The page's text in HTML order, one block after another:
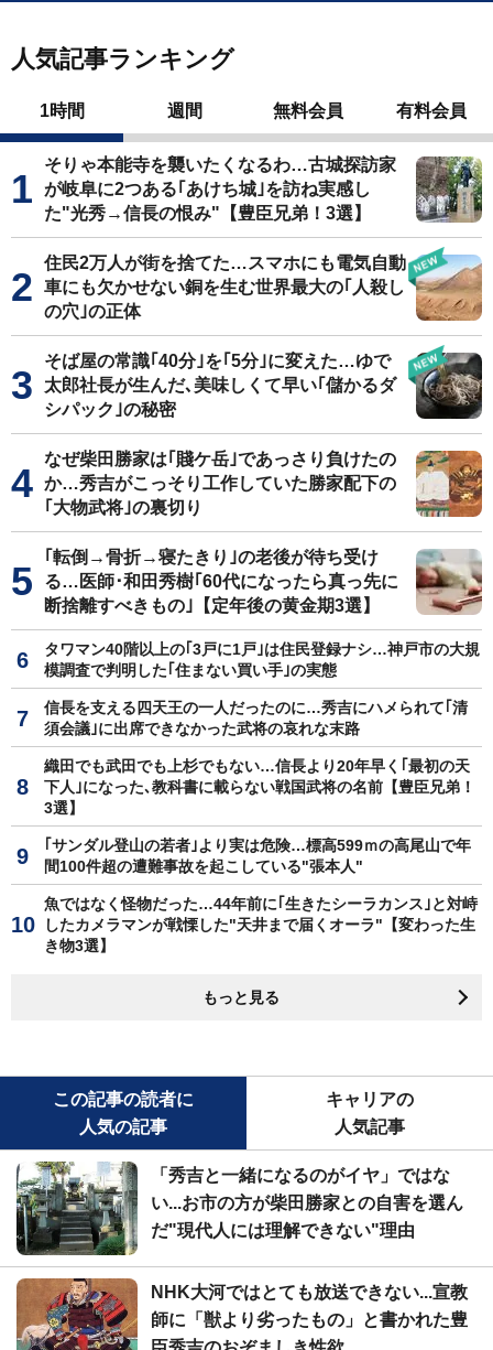
人気記事ランキング
1時間 週間 無料会員 有料会員
そりゃ本能寺を襲いたくなるわ…古城探訪家
が岐阜に2つある｢あけち城｣を訪ね実感し
た"光秀→信長の恨み"【豊臣兄弟！3選】
住民2万人が街を捨てた…スマホにも電気自動
車にも欠かせない銅を生む世界最大の｢人殺し
の穴｣の正体
そば屋の常識｢40分｣を｢5分｣に変えた…ゆで
太郎社長が生んだ､美味しくて早い｢儲かるダ
シパック｣の秘密
なぜ柴田勝家は｢賤ケ岳｣であっさり負けたの
か…秀吉がこっそり工作していた勝家配下の
｢大物武将｣の裏切り
｢転倒→骨折→寝たきり｣の老後が待ち受け
る…医師･和田秀樹｢60代になったら真っ先に
断捨離すべきもの｣【定年後の黄金期3選】
タワマン40階以上の｢3戸に1戸｣は住民登録ナシ…神戸市の大規
模調査で判明した｢住まない買い手｣の実態
信長を支える四天王の一人だったのに…秀吉にハメられて｢清
須会議｣に出席できなかった武将の哀れな末路
織田でも武田でも上杉でもない…信長より20年早く｢最初の天
下人｣になった､教科書に載らない戦国武将の名前【豊臣兄弟！
3選】
｢サンダル登山の若者｣より実は危険…標高599ｍの高尾山で年
間100件超の遭難事故を起こしている"張本人"
魚ではなく怪物だった…44年前に｢生きたシーラカンス｣と対峙
したカメラマンが戦慄した"天井まで届くオーラ"【変わった生
き物3選】
もっと見る
この記事の読者に
人気の記事
キャリアの
人気記事
「秀吉と一緒になるのがイヤ」ではな
い...お市の方が柴田勝家との自害を選ん
だ"現代人には理解できない"理由
NHK大河ではとても放送できない...宣教
師に「獣より劣ったもの」と書かれた豊